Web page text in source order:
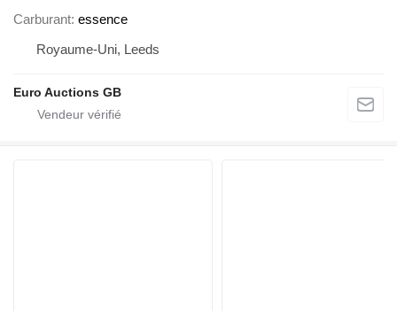
Carburant essence
Royaume-Uni, Leeds
Euro Auctions GB